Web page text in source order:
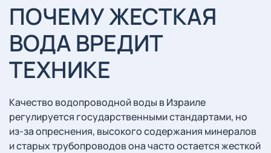
ПОЧЕМУ ЖЕСТКАЯ
ВОДА ВРЕДИТ
ТЕХНИКЕ
Качество водопроводной воды в Израиле
регулируется государственными стандартами, но
из-за опреснения, высокого содержания минералов
и старых трубопроводов она часто остается жесткой